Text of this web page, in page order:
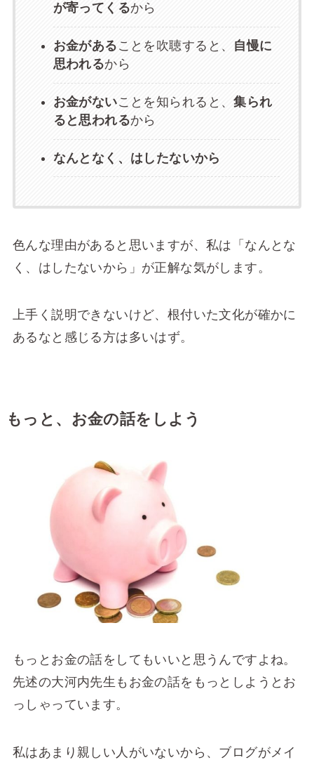
が寄ってくるから
お金がある ことを吹聴すると、 自慢に
思われるから
お金がないことを知られると、集られ
ると思われるから
なんとなく、はしたないから
色んな理由があると思いますが、私は「なんとな
く、はしたないから」が正解な気がします。
上手く説明できないけど、根付いた文化が確かに
あるなと感じる方は多いはず。
もっと、お金の話をしよう
もっとお金の話をしてもいいと思うんですよね。
先述の大河内先生もお金の話をもっとしようとお
っしゃっています。
私はあまり親しい人がいないから、ブログがメイ